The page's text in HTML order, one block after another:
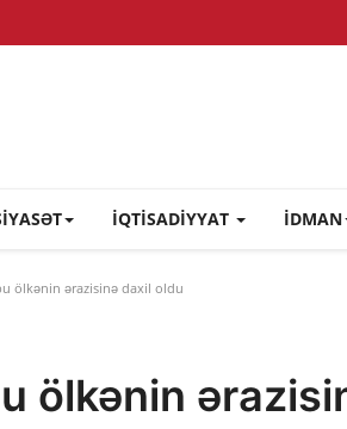
İQTİSADİYYAT İDMAN
ölkənin ərazisinə daxil oldu
ölkənin